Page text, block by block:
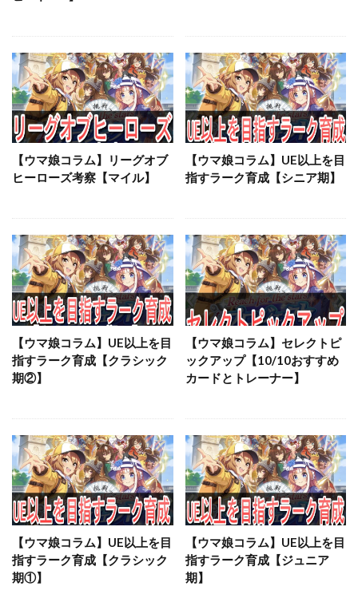
【ウマ娘コラム】リーグオブ
ヒーローズ考察【マイル】
【ウマ娘コラム】UE以上を目
指すラーク育成【シニア期】
【ウマ娘コラム】UE以上を目
指すラーク育成【クラシック
期②】
【ウマ娘コラム】セレクトピ
ックアップ【10/10おすすめ
カードとトレーナー】
【ウマ娘コラム】UE以上を目
指すラーク育成【クラシック
期①】
【ウマ娘コラム】UE以上を目
指すラーク育成【ジュニア
期】